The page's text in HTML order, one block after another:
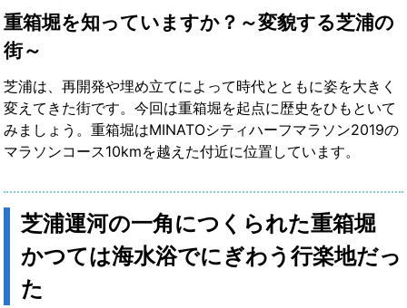
重箱堀を知っていますか？～変貌する芝浦の
街～
芝浦は、再開発や埋め立てによって時代とともに姿を大きく
変えてきた街です。今回は重箱堀を起点に歴史をひもといて
みましょう。重箱堀はMINATOシティハーフマラソン2019の
マラソンコース10kmを越えた付近に位置しています。
芝浦運河の一角につくられた重箱堀
かつては海水浴でにぎわう行楽地だっ
た